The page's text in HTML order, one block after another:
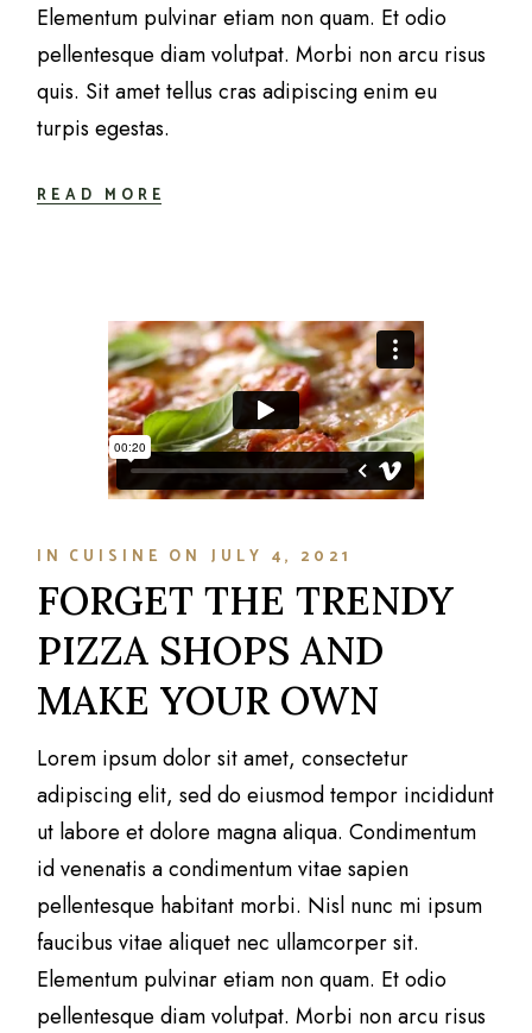
Elementum pulvinar etiam non quam. Et odio
pellentesque diam volutpat. Morbi non arcu risus
quis. Sit amet tellus cras adipiscing enim eu
turpis egestas.
READ MORE
IN CUISINE ON JULY 4, 2021
FORGET THE TRENDY
PIZZA SHOPS AND
MAKE YOUR OWN
Lorem ipsum dolor sit amet, consectetur
adipiscing elit, sed do eiusmod tempor incididunt
ut labore et dolore magna aliqua. Condimentum
id venenatis a condimentum vitae sapien
pellentesque habitant morbi. Nisl nunc mi ipsum
faucibus vitae aliquet nec ullamcorper sit.
Elementum pulvinar etiam non quam. Et odio
pellentesque diam volutpat. Morbi non arcu risus